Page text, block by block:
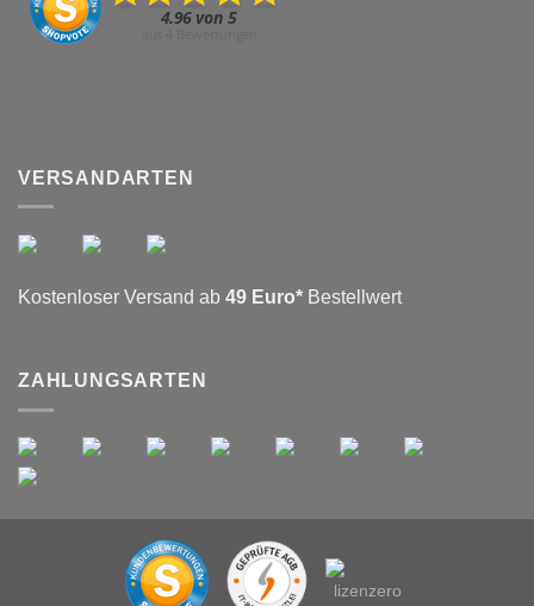
VERSANDARTEN
Kostenloser Versand ab 49 Euro* Bestellwert
ZAHLUNGSARTEN